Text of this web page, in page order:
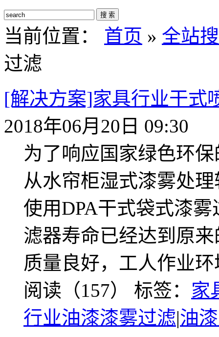
搜 索
当前位置： 首页 » 全站
过滤
[解决方案]家具行业干式
2018年06月20日 09:30
为了响应国家绿色环
从水帘柜湿式漆雾处
使用DPA干式袋式漆
滤器寿命已经达到原
质量良好，工人作业
阅读（157） 标签： 家
行业油漆漆雾过滤|油